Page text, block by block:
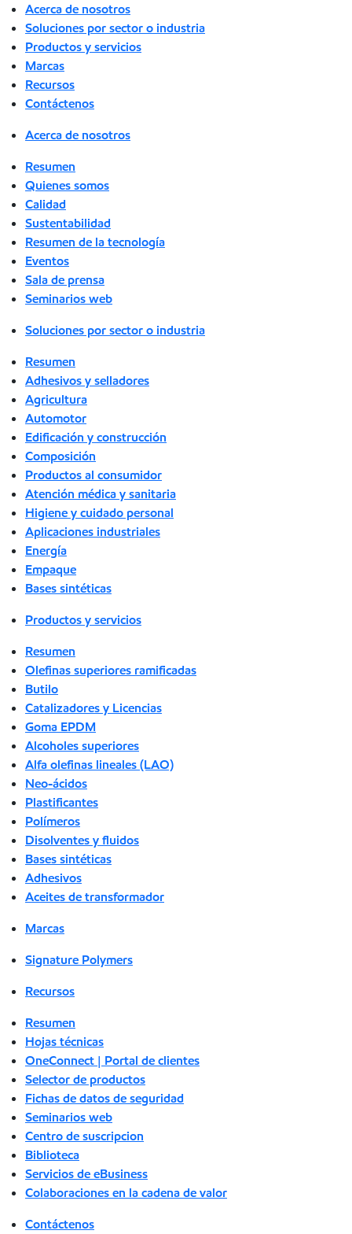
Acerca de nosotros
Soluciones por sector o industria
Productos y servicios
Marcas
Recursos
Contáctenos
Acerca de nosotros
Resumen
Quienes somos
Calidad
Sustentabilidad
Resumen de la tecnología
Eventos
Sala de prensa
Seminarios web
Soluciones por sector o industria
Resumen
Adhesivos y selladores
Agricultura
Automotor
Edificación y construcción
Composición
Productos al consumidor
Atención médica y sanitaria
Higiene y cuidado personal
Aplicaciones industriales
Energía
Empaque
Bases sintéticas
Productos y servicios
Resumen
Olefinas superiores ramificadas
Butilo
Catalizadores y Licencias
Goma EPDM
Alcoholes superiores
Alfa olefinas lineales (LAO)
Neo-ácidos
Plastificantes
Polímeros
Disolventes y fluidos
Bases sintéticas
Adhesivos
Aceites de transformador
Marcas
Signature Polymers
Recursos
Resumen
Hojas técnicas
OneConnect | Portal de clientes
Selector de productos
Fichas de datos de seguridad
Seminarios web
Centro de suscripcion
Biblioteca
Servicios de eBusiness
Colaboraciones en la cadena de valor
Contáctenos